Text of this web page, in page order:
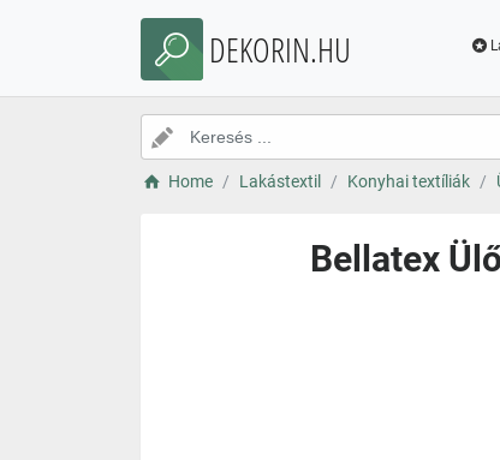
DEKORIN.HU
Home Lakástextil Konyhai textíliák
Bellatex